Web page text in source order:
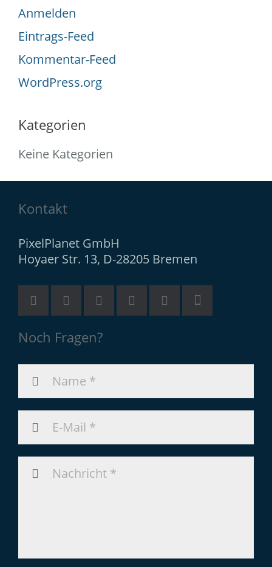
Anmelden
Eintrags-Feed
Kommentar-Feed
WordPress.org
Kategorien
Keine Kategorien
Kontakt
PixelPlanet GmbH
Hoyaer Str. 13, D-28205 Bremen
Noch Fragen?